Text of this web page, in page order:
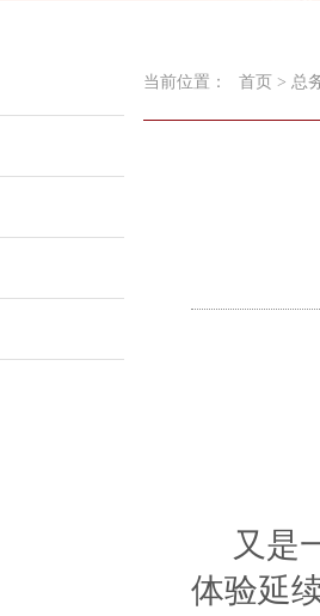
当前位置： 首页 > 总
又是
体验延